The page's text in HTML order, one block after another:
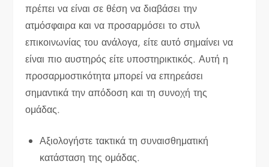
πρέπει να είναι σε θέση να διαβάσει την
ατμόσφαιρα και να προσαρμόσει το στυλ
επικοινωνίας του ανάλογα, είτε αυτό σημαίνει να
είναι πιο αυστηρός είτε υποστηρικτικός. Αυτή η
προσαρμοστικότητα μπορεί να επηρεάσει
σημαντικά την απόδοση και τη συνοχή της
ομάδας.
Αξιολογήστε τακτικά τη συναισθηματική
κατάσταση της ομάδας.